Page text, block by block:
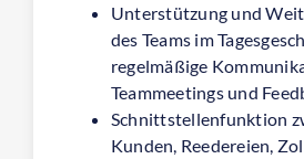
Unterstützung und
des Teams im
regelmäßige
Teammeetings und
Schnittstellenfunktion
Kunden, Reedereien,